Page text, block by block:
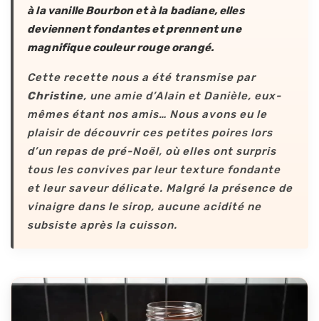
à la vanille Bourbon et à la badiane, elles
deviennent fondantes et prennent une
magnifique couleur rouge orangé.
Cette recette nous a été transmise par
Christine, une amie d’Alain et Danièle, eux-
mêmes étant nos amis… Nous avons eu le
plaisir de découvrir ces petites poires lors
d’un repas de pré-Noël, où elles ont surpris
tous les convives par leur texture fondante
et leur saveur délicate. Malgré la présence de
vinaigre dans le sirop, aucune acidité ne
subsiste après la cuisson.